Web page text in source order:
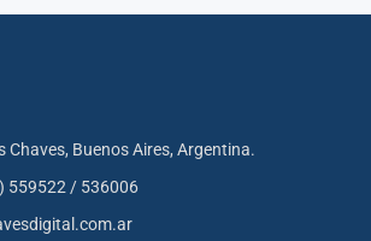
Chaves, Buenos Aires, Argentina.
559522 / 536006